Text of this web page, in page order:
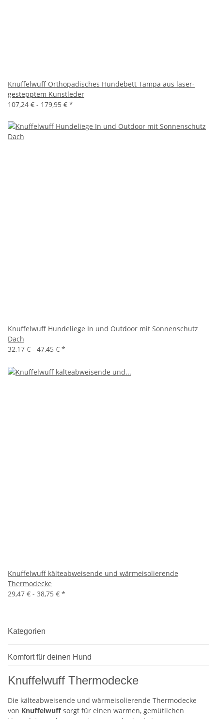
Knuffelwuff Orthopädisches Hundebett Tampa aus laser-
gestepptem Kunstleder
107,24 € - 179,95 € *
Knuffelwuff Hundeliege In und Outdoor mit Sonnenschutz
Dach
32,17 € - 47,45 € *
Knuffelwuff kälteabweisende und wärmeisolierende
Thermodecke
29,47 € - 38,75 € *
Kategorien
Komfort für deinen Hund
Knuffelwuff Thermodecke
Die kälteabweisende und wärmeisolierende Thermodecke
von Knuffelwuffsorgt für einen warmen, gemütlichen